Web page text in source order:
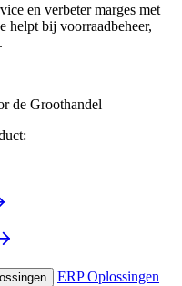
en verbeter marges met
helpt bij voorraadbeheer,
de Groothandel
ERP Oplossingen